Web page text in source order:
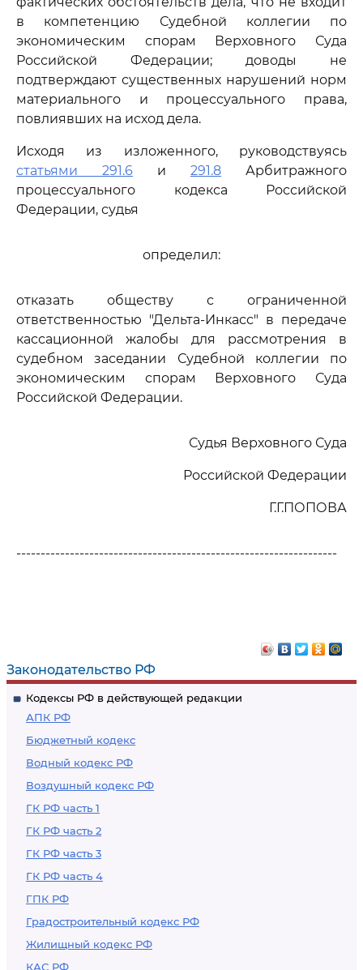
Законодательство РФ
Кодексы РФ в действующей редакции
АПК РФ
Бюджетный кодекс
Водный кодекс РФ
Воздушный кодекс РФ
ГК РФ часть 1
ГК РФ часть 2
ГК РФ часть 3
ГК РФ часть 4
ГПК РФ
Градостроительный кодекс РФ
Жилищный кодекс РФ
КАС РФ
в компетенцию Судебной коллегии по
экономическим спорам Верховного Суда
Российской Федерации; доводы не
подтверждают существенных нарушений норм
материального и процессуального права,
повлиявших на исход дела.
Исходя из изложенного, руководствуясь
статьями 291.6 и 291.8 Арбитражного
процессуального кодекса Российской
Федерации, судья
определил:
отказать обществу с ограниченной
ответственностью "Дельта-Инкасс" в передаче
кассационной жалобы для рассмотрения в
судебном заседании Судебной коллегии по
экономическим спорам Верховного Суда
Российской Федерации.
Судья Верховного Суда
Российской Федерации
Г.Г.ПОПОВА
------------------------------------------------------------------